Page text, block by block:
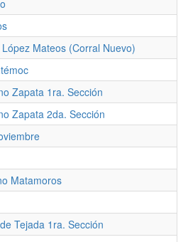
Mateos (Corral Nuevo)
Zapata 1ra. Sección
Zapata 2da. Sección
Matamoros
Tejada 1ra. Sección